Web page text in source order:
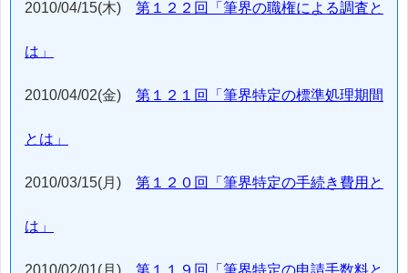
2010/04/15(木) 第１２２回「筆界の職権による調査と
は」
2010/04/02(金) 第１２１回「筆界特定の標準処理期間
とは」
2010/03/15(月) 第１２０回「筆界特定の手続き費用と
は」